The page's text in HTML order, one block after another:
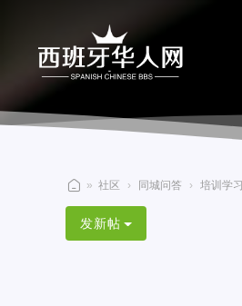
西
班
» 社区 › 同城问答 › 培训学习
发新帖